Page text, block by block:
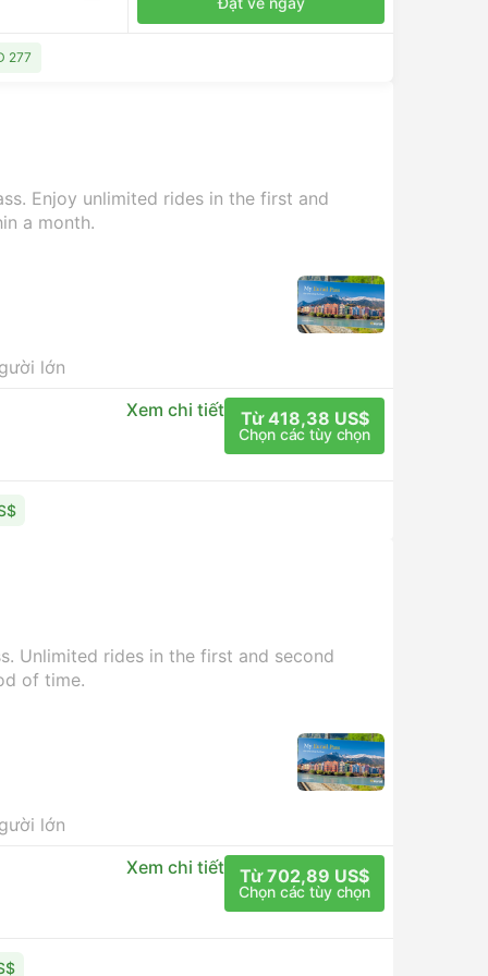
277
Enjoy unlimited rides in the first and
a month.
lớn
Xem chi tiết Từ 418,38 US$
Chọn các tùy chọn
Unlimited rides in the first and second
of time.
lớn
Xem chi tiết Từ 702,89 US$
Chọn các tùy chọn